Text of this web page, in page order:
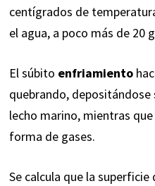
centígrados de
el agua, a poco más de 20
El súbito enfriamiento
quebrando,
lecho marino, mientras
forma de gases.
Se calcula que la